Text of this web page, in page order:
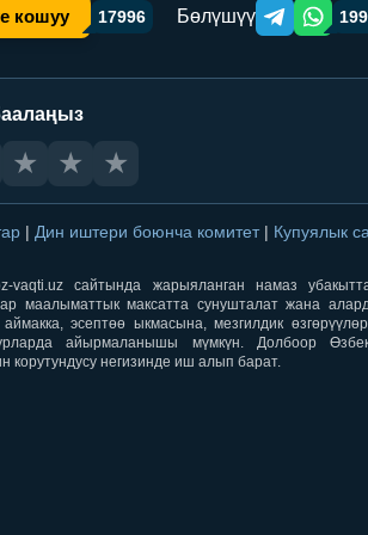
кошуу 17996 Бөлүшүү Telegram
★ ★ ★
| Дин иштери боюнча комитет | Купуялык
vaqti.uz сайтында жарыяланган намаз
маалыматтык максатта сунушталат жана
эсептөө ыкмасына, мезгилдик
айырмаланышы мүмкүн. Долбоор
корутундусу негизинде иш алып барат.